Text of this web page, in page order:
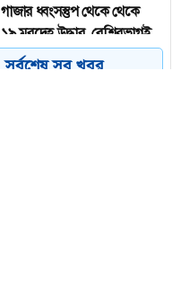
গাজার ধ্বংসস্তুপ থেকে থেকে
১৯ মরদেহ উদ্ধার, বেশিরভাগই
নারী-শিশু
সর্বশেষ সব খবর